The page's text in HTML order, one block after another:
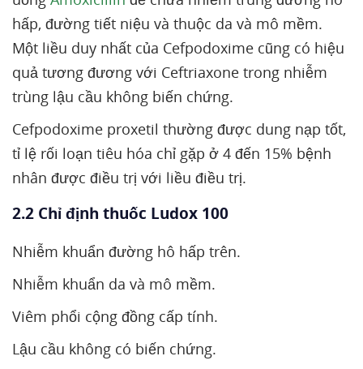
hấp, đường tiết niệu và thuộc da và mô mềm.
Một liều duy nhất của Cefpodoxime cũng có hiệu
quả tương đương với Ceftriaxone trong nhiễm
trùng lậu cầu không biến chứng.
Cefpodoxime proxetil thường được dung nạp tốt,
tỉ lệ rối loạn tiêu hóa chỉ gặp ở 4 đến 15% bệnh
nhân được điều trị với liều điều trị.
2.2 Chỉ định thuốc Ludox 100
Nhiễm khuẩn đường hô hấp trên.
Nhiễm khuẩn da và mô mềm.
Viêm phổi cộng đồng cấp tính.
Lậu cầu không có biến chứng.